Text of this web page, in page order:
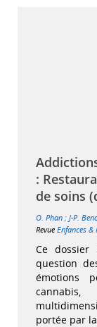
:
de soins
O. Phan ; J-P.
Revue Enfances &
Ce
question
émotions
portée par